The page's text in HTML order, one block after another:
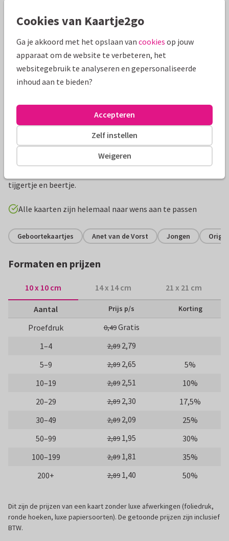
Productinformatie
Super vrolijk en eigentijds geboortekaartje voor een jongen.
tijgertje en beertje.
Alle kaarten zijn helemaal naar wens aan te passen
Geboortekaartjes Anet van de Vorst Jongen
Formaten en prijzen
10 x 10 cm 14 x 14 cm 21 x 21 cm
Aantal Prijs p/s Korting
Proefdruk 0,49Gratis
1–4
2,89 2,79
5–9
2,89 2,65
5%
10–19
2,89 2,51
10%
20–29
2,89 2,30
17,5%
30–49
2,89 2,09
25%
50–99
2,89 1,95
30%
100–199
2,89 1,81
35%
200+
2,89 1,40 50%
Dit zijn de prijzen van een kaart zonder luxe afwerkingen (foliedruk,
ronde hoeken, luxe papiersoorten). De getoonde prijzen zijn inclusief
BTW.
Cookies van Kaartje2go
Ga je akkoord met het opslaan van cookies op jouw
apparaat om de website te verbeteren, het
websitegebruik te analyseren en gepersonaliseerde
inhoud aan te bieden?
Weigeren
Zelf instellen
Accepteren